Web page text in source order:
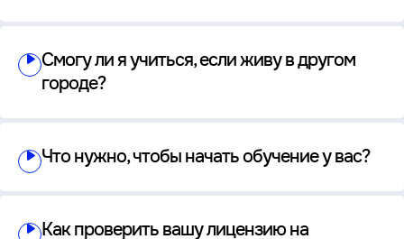
Смогу ли я учиться, если живу в другом
городе?
Что нужно, чтобы начать обучение у вас?
Как проверить вашу лицензию на